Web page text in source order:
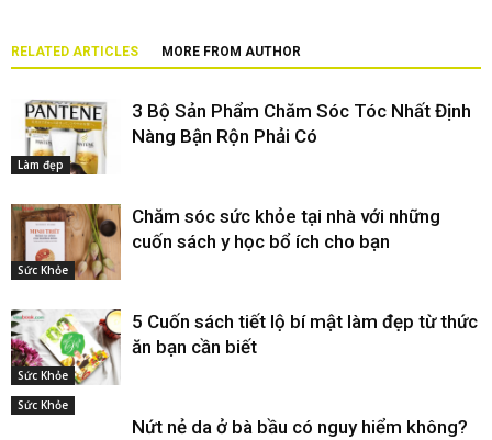
RELATED ARTICLES MORE FROM AUTHOR
Làm đẹp
3 Bộ Sản Phẩm Chăm Sóc Tóc Nhất Định
Nàng Bận Rộn Phải Có
Sức Khỏe
Chăm sóc sức khỏe tại nhà với những
cuốn sách y học bổ ích cho bạn
Sức Khỏe
5 Cuốn sách tiết lộ bí mật làm đẹp từ thức
ăn bạn cần biết
Sức Khỏe
Nứt nẻ da ở bà bầu có nguy hiểm không?